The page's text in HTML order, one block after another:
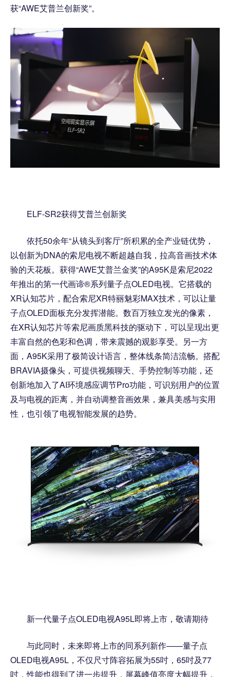
获“AWE艾普兰创新奖”。
ELF-SR2获得艾普兰创新奖
依托50余年“从镜头到客厅”所积累的全产业链优势，
以创新为DNA的索尼电视不断超越自我，拉高音画技术体
验的天花板。获得“AWE艾普兰金奖”的A95K是索尼2022
年推出的第一代画谛®系列量子点OLED电视。它搭载的
XR认知芯片，配合索尼XR特丽魅彩MAX技术，可以让量
子点OLED面板充分发挥潜能。数百万独立发光的像素，
在XR认知芯片等索尼画质黑科技的驱动下，可以呈现出更
丰富自然的色彩和色调，带来震撼的观影享受。另一方
面，A95K采用了极简设计语言，整体线条简洁流畅。搭配
BRAVIA摄像头，可提供视频聊天、手势控制等功能，还
创新地加入了AI环境感应调节Pro功能，可识别用户的位置
及与电视的距离，并自动调整音画效果，兼具美感与实用
性，也引领了电视智能发展的趋势。
新一代量子点OLED电视A95L即将上市，敬请期待
与此同时，未来即将上市的同系列新作——量子点
OLED电视A95L，不仅尺寸阵容拓展为55吋，65吋及77
吋，性能也得到了进一步提升，屏幕峰值亮度大幅提升，